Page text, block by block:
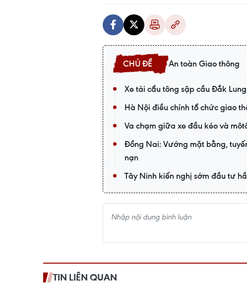
An toàn Giao thông
Xe tải cẩu tông sập cầu Đắk
Hà Nội điều chỉnh tổ chức giao
Va chạm giữa xe đầu kéo và
Đồng Nai: Vướng mặt bằng,
nạn
Tây Ninh kiến nghị sớm đầu tư
TIN LIÊN QUAN